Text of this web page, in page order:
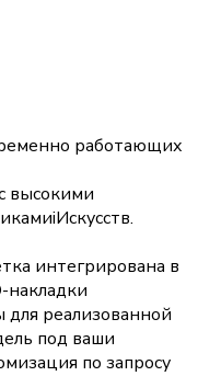
работающих
высокими
iИскусств.
интегрирована в
накладки
реализованной
под ваши
по запросу